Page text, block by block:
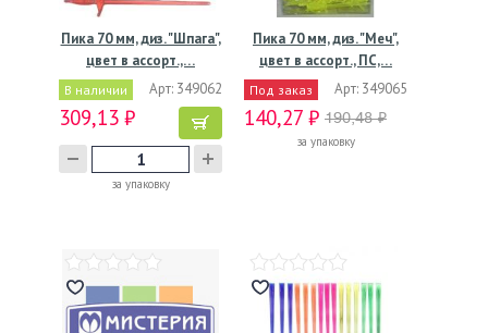
Пика 70 мм, диз. "Шпага",
цвет в ассорт.,…
В наличии Арт: 349062
309,13 ₽
за упаковку
Пика 70 мм, диз. "Меч",
цвет в ассорт., ПС,…
Под заказ Арт: 349065
140,27 ₽ 190,48 ₽
за упаковку